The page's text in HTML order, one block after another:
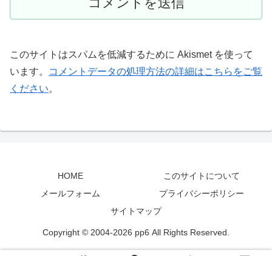
このサイトはスパムを低減するために Akismet を使って
います。
コメントデータの処理方法の詳細はこちらをご覧
ください。
HOME
このサイトについて
メールフォーム
プライバシーポリシー
サイトマップ
Copyright © 2004-2026 pp6 All Rights Reserved.